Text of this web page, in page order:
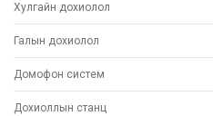
Хулгайн дохиолол
Галын дохиолол
Домофон систем
Дохиоллын станц